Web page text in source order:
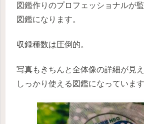
図鑑作りのプロフェッショナルが
図鑑になります。
収録種数は圧倒的。
写真もきちんと全体像の詳細が見
しっかり使える図鑑になっています